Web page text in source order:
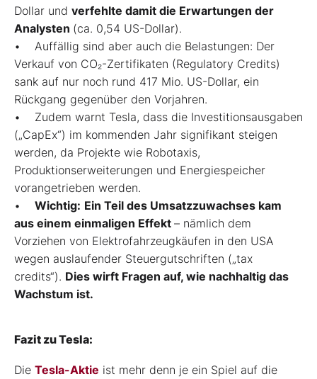
Dollar und verfehlte damit die Erwartungen der
Analysten (ca. 0,54 US-Dollar).
• Auffällig sind aber auch die Belastungen: Der
Verkauf von CO₂-Zertifikaten (Regulatory Credits)
sank auf nur noch rund 417 Mio. US-Dollar, ein
Rückgang gegenüber den Vorjahren.
• Zudem warnt Tesla, dass die Investitionsausgaben
(„CapEx“) im kommenden Jahr signifikant steigen
werden, da Projekte wie Robotaxis,
Produktionserweiterungen und Energiespeicher
vorangetrieben werden.
• Wichtig: Ein Teil des Umsatzzuwachses kam
aus einem einmaligen Effekt – nämlich dem
Vorziehen von Elektrofahrzeugkäufen in den USA
wegen auslaufender Steuergutschriften („tax
credits“). Dies wirft Fragen auf, wie nachhaltig das
Wachstum ist.
Fazit zu Tesla:
Die Tesla-Aktie ist mehr denn je ein Spiel auf die